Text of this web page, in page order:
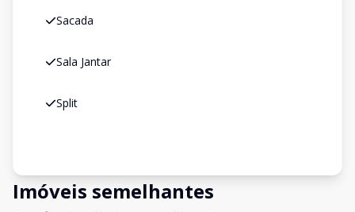
Sacada
Sala Jantar
Split
Imóveis semelhantes